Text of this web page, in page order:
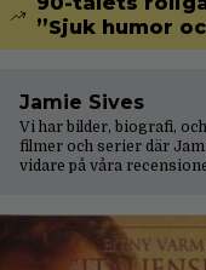
”Sjuk humor
Jamie Sives
Vi har bilder, biografi,
filmer och serier där
vidare på våra